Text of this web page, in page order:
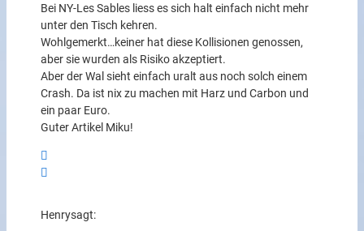
Bei NY-Les Sables liess es sich halt einfach nicht mehr
unter den Tisch kehren.
Wohlgemerkt…keiner hat diese Kollisionen genossen,
aber sie wurden als Risiko akzeptiert.
Aber der Wal sieht einfach uralt aus noch solch einem
Crash. Da ist nix zu machen mit Harz und Carbon und
ein paar Euro.
Guter Artikel Miku!
Henrysagt: